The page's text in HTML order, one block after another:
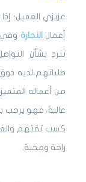
عزيزي العميل؛
أعمال النجارة وفي
تترد بشأن
طلباتهم،لديه
من أعماله
عالية، فهو يرحب
كسب ثقتهم
راحة ومحبة.